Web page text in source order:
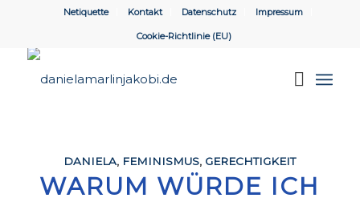
Netiquette Kontakt Datenschutz Impressum
Cookie-Richtlinie (EU)
DANIELA, FEMINISMUS, GERECHTIGKEIT
WARUM WÜRDE ICH